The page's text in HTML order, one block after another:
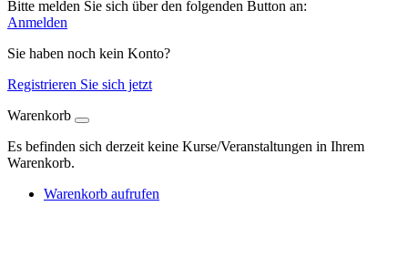
Bitte melden Sie sich über den folgenden Button an:
Anmelden
Sie haben noch kein Konto?
Registrieren Sie sich jetzt
Warenkorb
Es befinden sich derzeit keine Kurse/Veranstaltungen in Ihrem
Warenkorb.
Warenkorb aufrufen